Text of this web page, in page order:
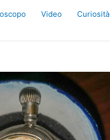
Video Curiosità